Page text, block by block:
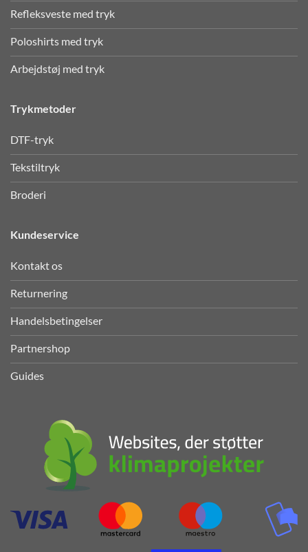
Refleksveste med tryk
Poloshirts med tryk
Arbejdstøj med tryk
Trykmetoder
DTF-tryk
Tekstiltryk
Broderi
Kundeservice
Kontakt os
Returnering
Handelsbetingelser
Partnershop
Guides